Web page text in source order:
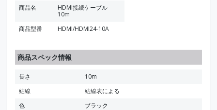
商品名
HDMI接続ケーブル
10m
商品型番
HDMI/HDMI24-10A
商品スペック情報
長さ
10m
結線
結線表による
色
ブラック